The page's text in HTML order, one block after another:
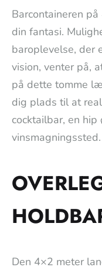
Barcontaineren
din fantasi.
baroplevelse, der
vision, venter på,
på dette tomme
dig plads til at
cocktailbar, en
vinsmagningssted.
Den 4×2 meter